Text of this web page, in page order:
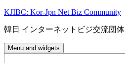
Skip
content
KJIBC: Kor-Jpn Net Biz Community
韓日 インターネットビジ交流団体
Menu and widgets